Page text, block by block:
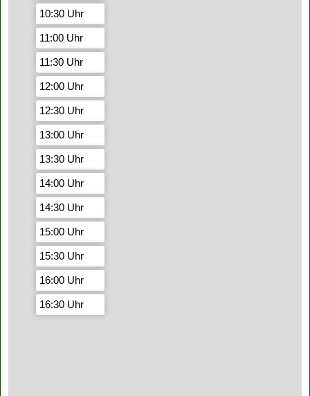
10:30 Uhr
11:00 Uhr
11:30 Uhr
12:00 Uhr
12:30 Uhr
13:00 Uhr
13:30 Uhr
14:00 Uhr
14:30 Uhr
15:00 Uhr
15:30 Uhr
16:00 Uhr
16:30 Uhr